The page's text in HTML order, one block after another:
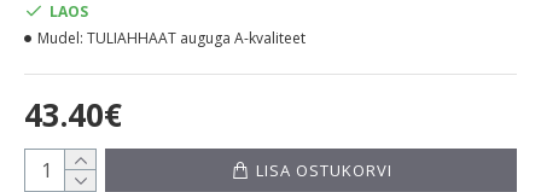
43.40€
LAOS
Mudel: TULIAHHAAT auguga A-kvaliteet
LISA OSTUKORVI